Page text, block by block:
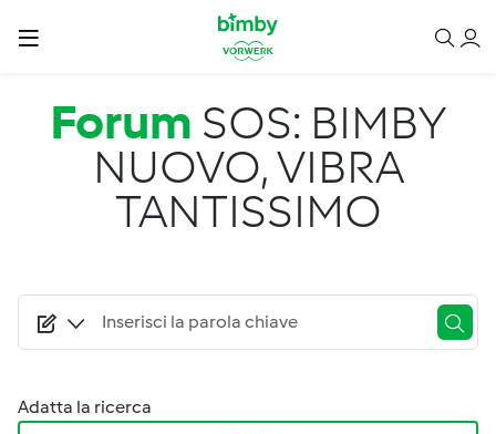
Salta al contenuto principale
Forum SOS: BIMBY
NUOVO, VIBRA
TANTISSIMO
Adatta la ricerca